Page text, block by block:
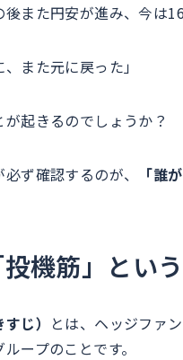
後また円安が進み、今は
、また元に戻った」
起きるのでしょうか？
ず確認するのが、 「誰
機筋」とい
じ） とは、ヘッジファ
ープのことです。